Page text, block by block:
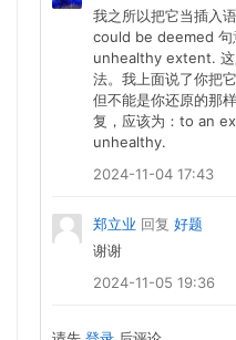
我之所以把它当插入
could be deemed 句
unhealthy extent. 这
法。我上面说了你把
但不能是你还原的那
复，应该为：to an
unhealthy.
2024-11-04 17:43
郑立业 回复 好题
谢谢
2024-11-05 19:36